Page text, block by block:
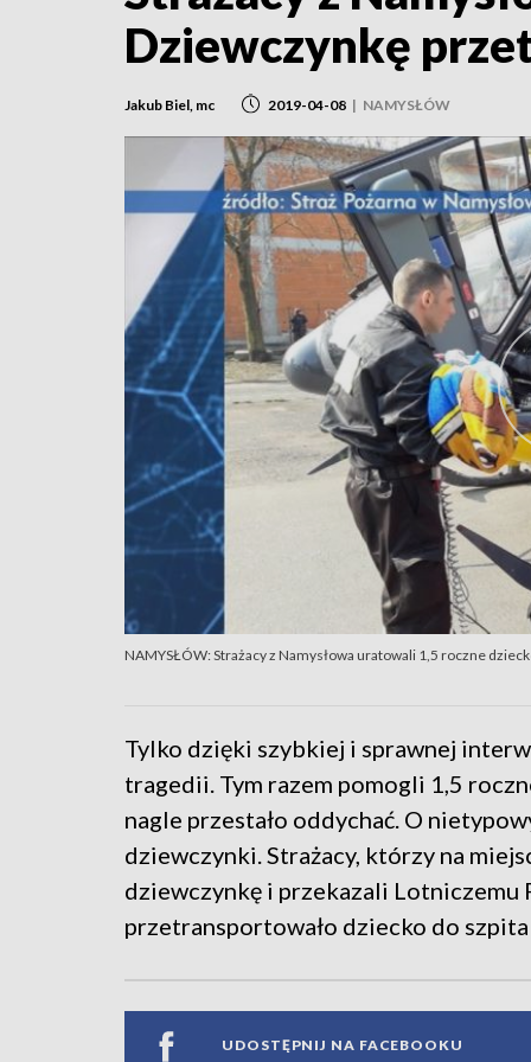
Dziewczynkę
Jakub Biel, mc 2019-04-08 | NAMYSŁÓW
NAMYSŁÓW: Strażacy z Namysłowa uratowali 1,5 roczne
Tylko dzięki szybkiej i sprawnej
tragedii. Tym razem pomogli 1,5
nagle przestało oddychać. O
dziewczynki. Strażacy, którzy na
dziewczynkę i przekazali
przetransportowało dziecko do
UDOSTĘPNIJ NA FACEBOOKU